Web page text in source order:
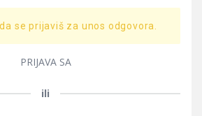
se prijaviš za unos odgovora.
PRIJAVA SA
ili